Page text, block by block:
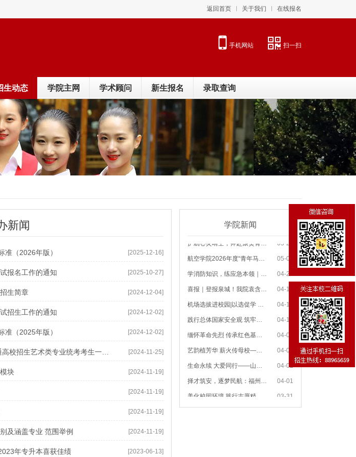
返回首页 关于我们 在线报名
手机网站 扫一扫
生动态 学院主网 学术顾问 新生报名 录取查询
新闻
[2025-12-16]
准（2026年版）
[2025-10-27]
报名工作的通知
[2024-12-04]
生简章
[2024-12-02]
招生工作的通知
[2024-12-02]
准（2025年版）
[2024-11-25]
生艺术类专业统考考生一封信发布
[2024-11-19]
块
[2024-11-19]
[2024-11-19]
[2024-11-19]
及涵盖专业 范围举例
[2023-06-13]
年专升本喜获佳绩
学院新闻
06-01
逐风黄河畔，志愿绽芳华｜航空学院志愿...
筑牢反诈防线，拒绝跨境赌博｜航空学院...
05-09
航空学院2026年度“青年马克思主义者培...
04-29
学消防知识，练应急本领｜山东艺术设计...
04-17
喜报｜登报泉城！我院袁含兵同学荣获济...
04-16
机场选拔进校园|以选促学 以岗育才——...
04-15
践行总体国家安全观 筑牢航院青春安全防...
04-04
缅怀革命先烈 传承红色基因——山东艺术...
04-03
艺韵植芳华 薪火传母校——航空学院全体...
04-02
生命永续 大爱同行——山东艺术设计职业...
04-01
择才筑安，逐梦民航：福州长乐国际机场...
03-31
美化校园环境 践行志愿精神——航空学...
01-26
暖心走访传真情，云端连线递关怀——航...